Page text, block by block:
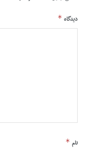
دیدگاه *
نام *